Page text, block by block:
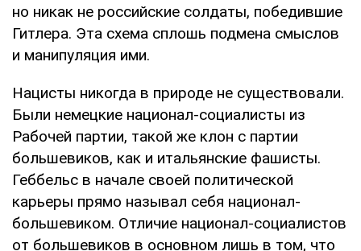
но никак не российские солдаты, победившие
Гитлера. Эта схема сплошь подмена смыслов
и манипуляция ими.
Нацисты никогда в природе не существовали.
Были немецкие национал-социалисты из
Рабочей партии, такой же клон с партии
большевиков, как и итальянские фашисты.
Геббельс в начале своей политической
карьеры прямо называл себя национал-
большевиком. Отличие национал-социалистов
от большевиков в основном лишь в том, что